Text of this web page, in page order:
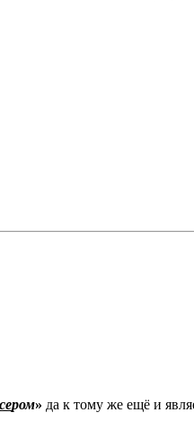
сером» да к тому же ещё и